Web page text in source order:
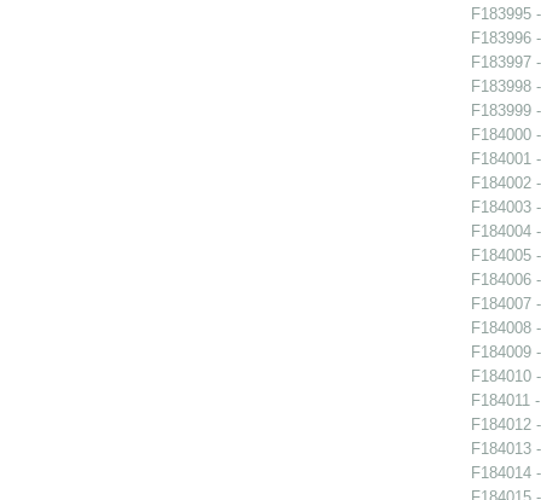
F183995
F183996
F183997
F183998
F183999
F184000
F184001
F184002
F184003
F184004
F184005
F184006
F184007
F184008
F184009
F184010
F184011
F184012
F184013
F184014